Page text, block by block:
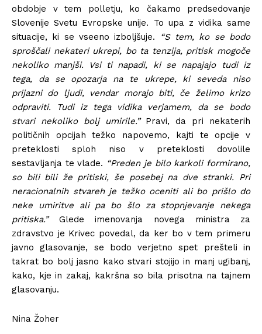
obdobje v tem polletju, ko čakamo predsedovanje
Slovenije Svetu Evropske unije. To upa z vidika same
situacije, ki se vseeno izboljšuje.
“S tem, ko se bodo
sproščali nekateri ukrepi, bo ta tenzija, pritisk mogoče
nekoliko manjši. Vsi ti napadi, ki se napajajo tudi iz
tega, da se opozarja na te ukrepe, ki seveda niso
prijazni do ljudi, vendar morajo biti, če želimo krizo
odpraviti. Tudi iz tega vidika verjamem, da se bodo
stvari nekoliko bolj umirile.”Pravi, da pri nekaterih
političnih opcijah težko napovemo, kajti te opcije v
preteklosti sploh niso v preteklosti dovolile
sestavljanja te vlade. “Preden je bilo karkoli formirano,
so bili bili že pritiski, še posebej na dve stranki. Pri
neracionalnih stvareh je težko oceniti ali bo prišlo do
neke umiritve ali pa bo šlo za stopnjevanje nekega
pritiska.”Glede imenovanja novega ministra za
zdravstvo je Krivec povedal, da ker bo v tem primeru
javno glasovanje, se bodo verjetno spet prešteli in
takrat bo bolj jasno kako stvari stojijo in manj ugibanj,
kako, kje in zakaj, kakršna so bila prisotna na tajnem
glasovanju.
Nina Žoher